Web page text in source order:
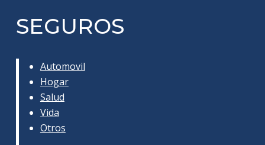
SEGUROS
Automovil
Hogar
Salud
Vida
Otros